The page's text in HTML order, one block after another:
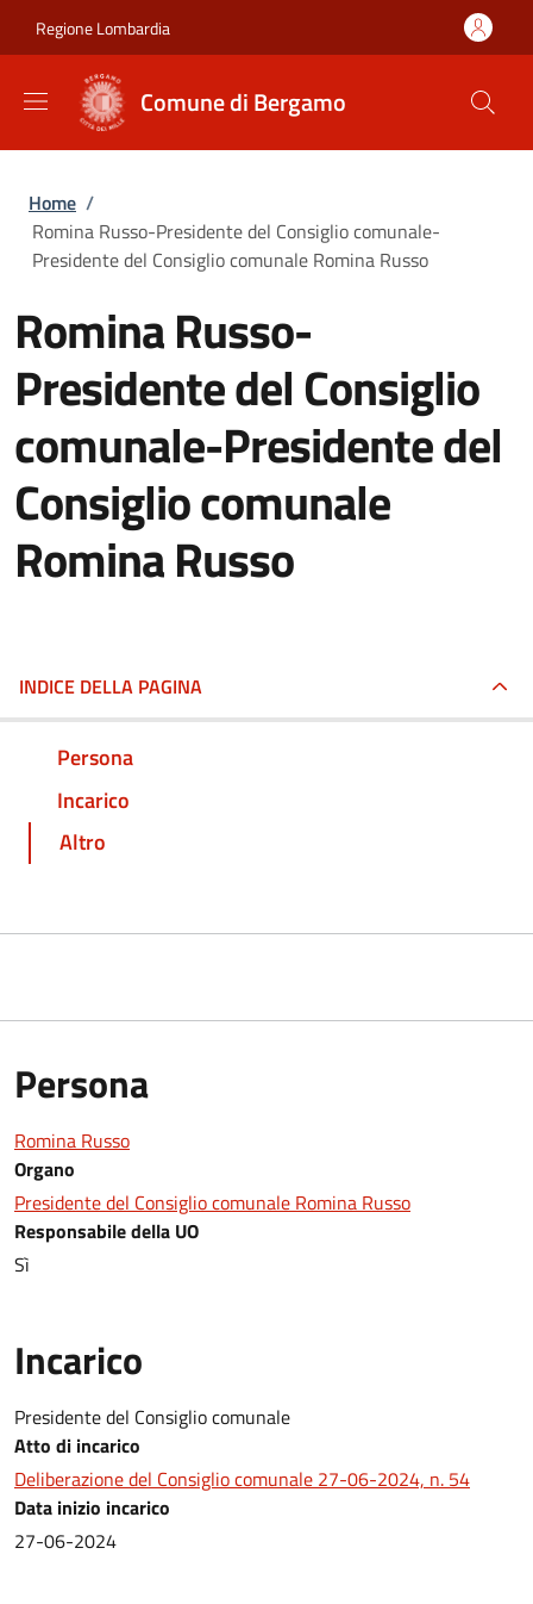
Regione Lombardia
Comune di Bergamo
Briciole di pane
Home /
Romina Russo-Presidente del Consiglio comunale-
Presidente del Consiglio comunale Romina Russo
Romina Russo-
Presidente del Consiglio
comunale-Presidente del
Consiglio comunale
Romina Russo
INDICE DELLA PAGINA
Persona
Incarico
Altro
Persona
Romina Russo
Organo
Presidente del Consiglio comunale Romina Russo
Responsabile della UO
Sì
Incarico
Presidente del Consiglio comunale
Atto di incarico
Deliberazione del Consiglio comunale 27-06-2024, n. 54
Data inizio incarico
27-06-2024